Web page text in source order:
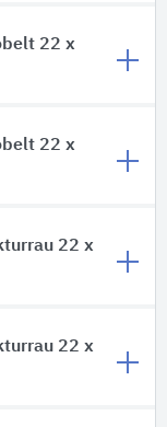
22 x
22 x
22 x
22 x